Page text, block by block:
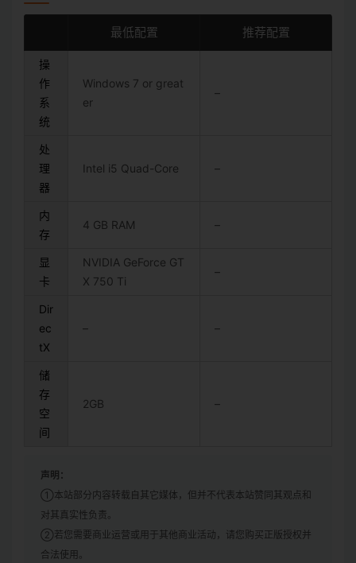
最低配置 推荐配置
操
作
系
统
Windows 7 or great
er
–
处
理
器
Intel i5 Quad-Core –
内
存
4 GB RAM –
显
卡
NVIDIA GeForce GT
X 750 Ti
–
Dir
ec
tX
– –
储
存
空
间
2GB –
声明：
①本站部分内容转载自其它媒体，但并不代表本站赞同其观点和
对其真实性负责。
②若您需要商业运营或用于其他商业活动，请您购买正版授权并
合法使用。